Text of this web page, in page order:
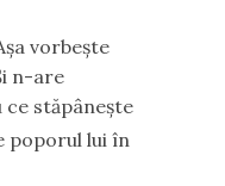
vorbeşte
n-are
stăpâneşte
poporul lui în